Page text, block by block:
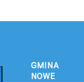
GMINA
NOWE